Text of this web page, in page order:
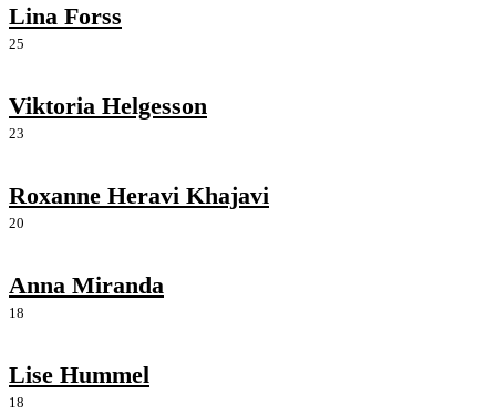
Lina Forss
25
Viktoria Helgesson
23
Roxanne Heravi Khajavi
20
Anna Miranda
18
Lise Hummel
18